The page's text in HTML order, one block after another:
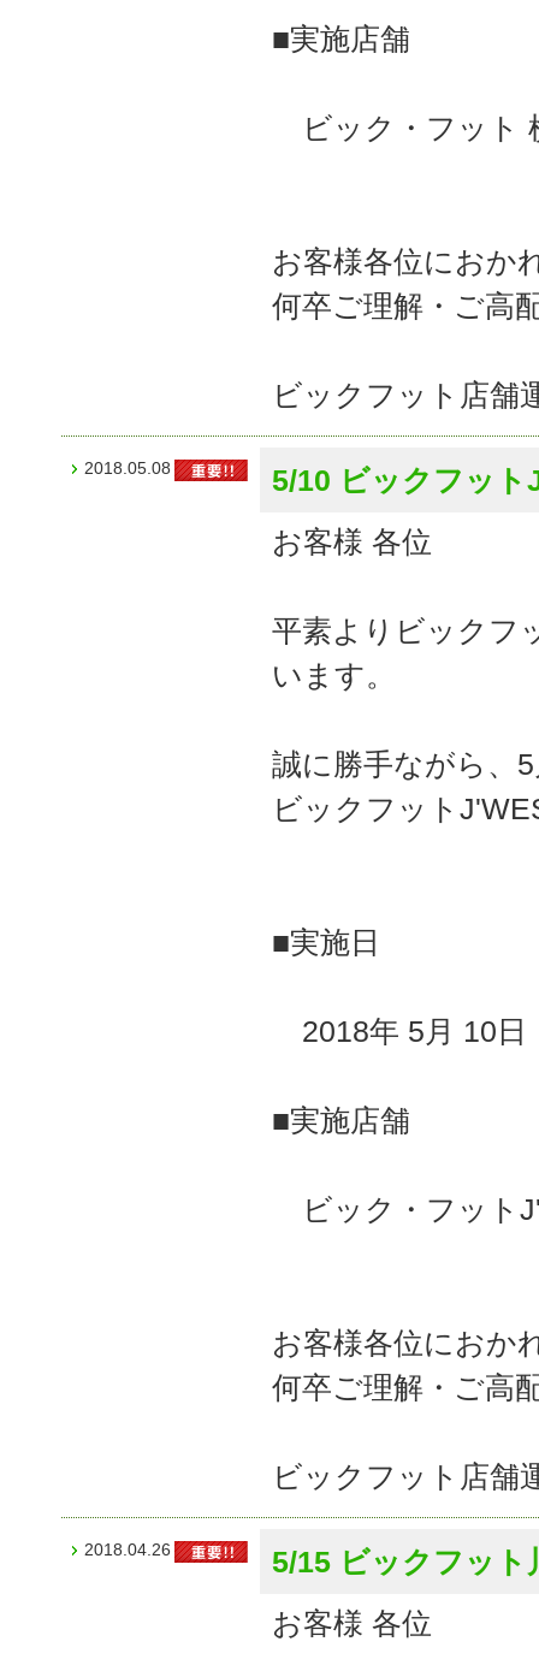
■実施店舗
ビック・フット
お客様各位におか
何卒ご理解・ご高
ビックフット店舗
2018.05.08
5/10 ビックフット
お客様 各位
平素よりビックフ
います。
誠に勝手ながら、
ビックフット
■実施日
2018年 5月 10
■実施店舗
ビック・フット
お客様各位におか
何卒ご理解・ご高
ビックフット店舗
2018.04.26
5/15 ビックフッ
お客様 各位